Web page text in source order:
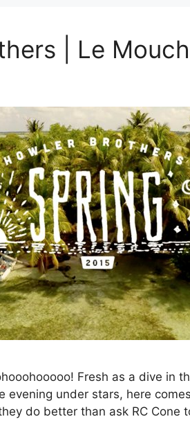
| Le
Fresh as a dive in
evening under stars, here
do better than ask RC Cone